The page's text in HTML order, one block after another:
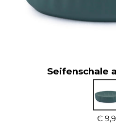
Seifenschale
€